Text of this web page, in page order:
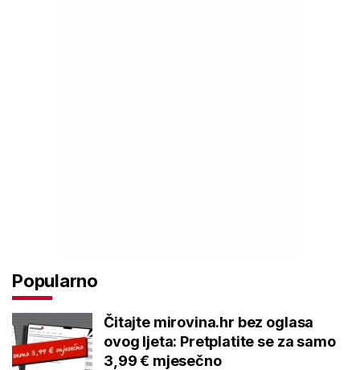
Popularno
Čitajte mirovina.hr bez oglasa
ovog ljeta: Pretplatite se za samo
3,99 € mjesečno